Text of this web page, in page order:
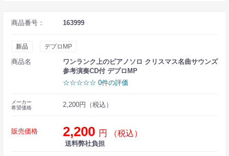
商品番号： 163999
新品 デプロMP
商品名
ワンランク上のピアノソロ クリスマス名曲サウンズ
参考演奏CD付 デプロMP
☆☆☆☆☆ 0件の評価
メーカー
希望価格
2,200円（税込）
販売価格 2,200 円 （税込）
送料弊社負担